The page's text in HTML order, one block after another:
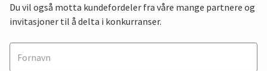
Du vil også motta kundefordeler fra våre mange partnere og
invitasjoner til å delta i konkurranser.